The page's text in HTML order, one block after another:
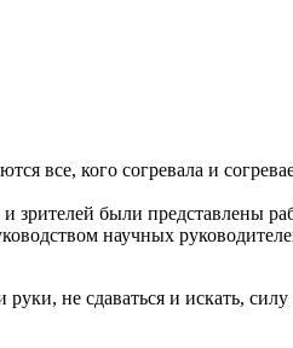
все, кого согревала и
зрителей были представлены
научных
не сдаваться и искать,